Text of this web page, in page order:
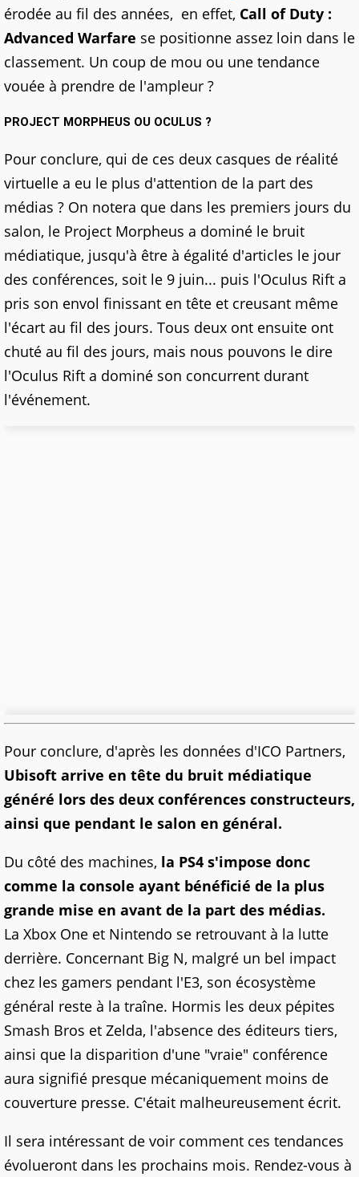
érodée au fil des années, en effet, Call of Duty :
Advanced Warfare se positionne assez loin dans le
classement. Un coup de mou ou une tendance
vouée à prendre de l'ampleur ?
PROJECT MORPHEUS OU OCULUS ?
Pour conclure, qui de ces deux casques de réalité
virtuelle a eu le plus d'attention de la part des
médias ? On notera que dans les premiers jours du
salon, le Project Morpheus a dominé le bruit
médiatique, jusqu'à être à égalité d'articles le jour
des conférences, soit le 9 juin... puis l'Oculus Rift a
pris son envol finissant en tête et creusant même
l'écart au fil des jours. Tous deux ont ensuite ont
chuté au fil des jours, mais nous pouvons le dire
l'Oculus Rift a dominé son concurrent durant
l'événement.
Pour conclure, d'après les données d'ICO Partners,
Ubisoft arrive en tête du bruit médiatique
généré lors des deux conférences constructeurs,
ainsi que pendant le salon en général.
Du côté des machines, la PS4 s'impose donc
comme la console ayant bénéficié de la plus
grande mise en avant de la part des médias.
La Xbox One et Nintendo se retrouvant à la lutte
derrière. Concernant Big N, malgré un bel impact
chez les gamers pendant l'E3, son écosystème
général reste à la traîne. Hormis les deux pépites
Smash Bros et Zelda, l'absence des éditeurs tiers,
ainsi que la disparition d'une "vraie" conférence
aura signifié presque mécaniquement moins de
couverture presse. C'était malheureusement écrit.
Il sera intéressant de voir comment ces tendances
évolueront dans les prochains mois. Rendez-vous à